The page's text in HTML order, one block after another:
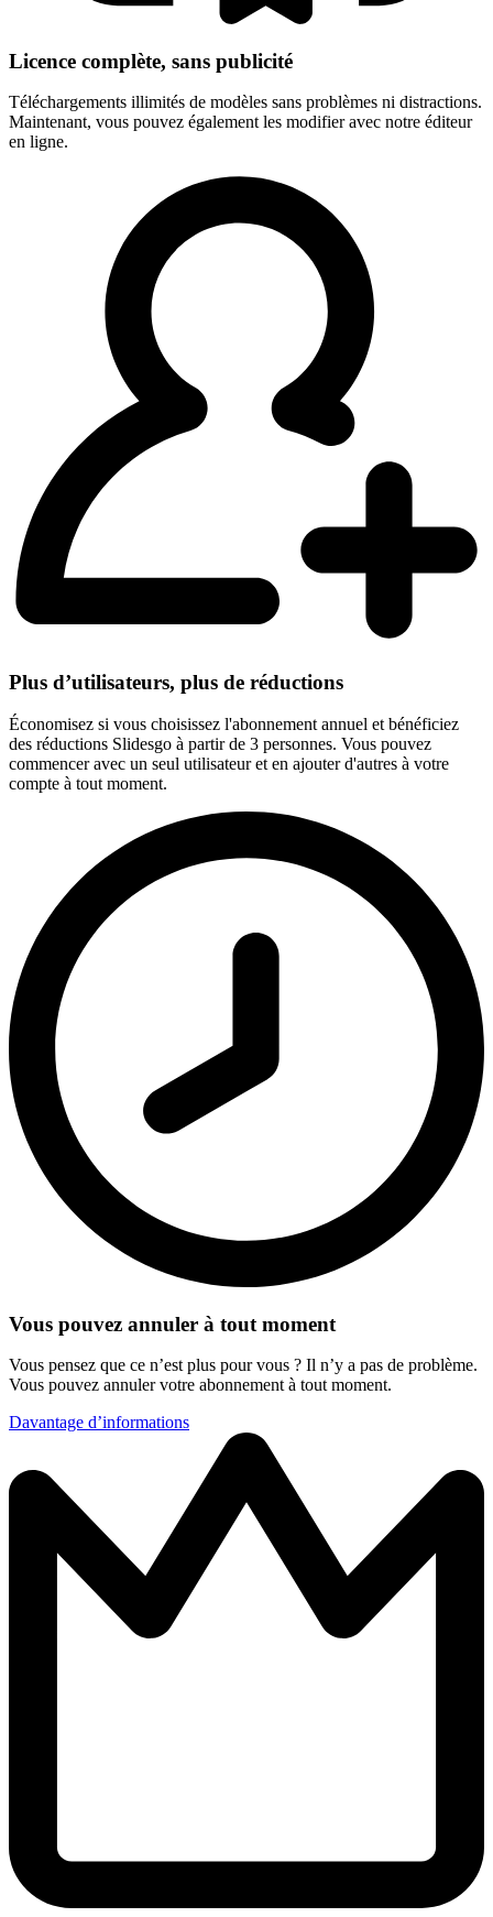
Licence complète, sans publicité
Téléchargements illimités de modèles sans problèmes ni distractions.
Maintenant, vous pouvez également les modifier avec notre éditeur
en ligne.
Plus d’utilisateurs, plus de réductions
Économisez si vous choisissez l'abonnement annuel et bénéficiez
des réductions Slidesgo à partir de 3 personnes. Vous pouvez
commencer avec un seul utilisateur et en ajouter d'autres à votre
compte à tout moment.
Vous pouvez annuler à tout moment
Vous pensez que ce n’est plus pour vous ? Il n’y a pas de problème.
Vous pouvez annuler votre abonnement à tout moment.
Davantage d’informations